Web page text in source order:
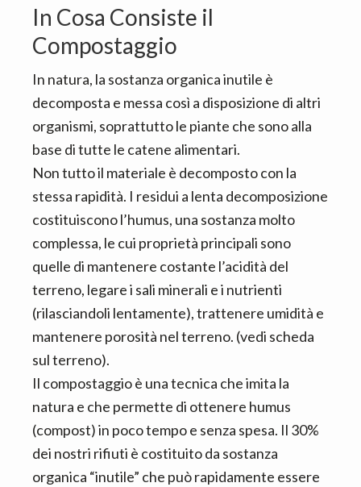
In Cosa Consiste il
Compostaggio
In natura, la sostanza organica inutile è
decomposta e messa così a disposizione di altri
organismi, soprattutto le piante che sono alla
base di tutte le catene alimentari.
Non tutto il materiale è decomposto con la
stessa rapidità. I residui a lenta decomposizione
costituiscono l’humus, una sostanza molto
complessa, le cui proprietà principali sono
quelle di mantenere costante l’acidità del
terreno, legare i sali minerali e i nutrienti
(rilasciandoli lentamente), trattenere umidità e
mantenere porosità nel terreno. (vedi scheda
sul terreno).
Il compostaggio è una tecnica che imita la
natura e che permette di ottenere humus
(compost) in poco tempo e senza spesa. Il 30%
dei nostri rifiuti è costituito da sostanza
organica “inutile” che può rapidamente essere